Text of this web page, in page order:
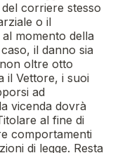
corriere stesso
o il
momento della
il danno sia
oltre otto
il Vettore, i suoi
ad
vicenda dovrà
al fine di
comportamenti
di legge. Resta